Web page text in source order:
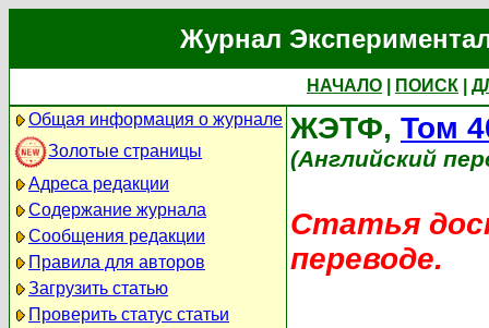
Журнал
НАЧАЛО ПОИСК
Общая информация о журнале
Золотые страницы
Адреса редакции
Содержание журнала
Сообщения редакции
Правила для авторов
Загрузить статью
Проверить статус статьи
ЖЭТФ, Том
(Английский
Статья
переводе.